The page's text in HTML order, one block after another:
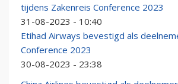
tijdens Zakenreis Conference 2023
31-08-2023 - 10:40
Etihad Airways bevestigd als
Conference 2023
30-08-2023 - 23:38